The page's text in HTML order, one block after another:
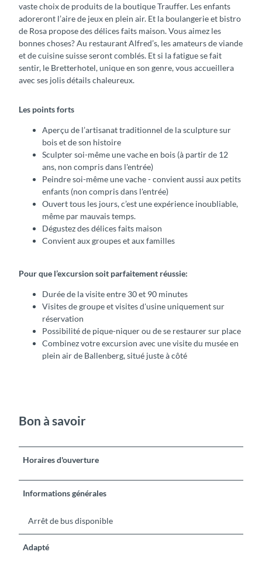
vaste choix de produits de la boutique Trauffer. Les enfants
adoreront l’aire de jeux en plein air. Et la boulangerie et bistro
de Rosa propose des délices faits maison. Vous aimez les
bonnes choses? Au restaurant Alfred’s, les amateurs de viande
et de cuisine suisse seront comblés. Et si la fatigue se fait
sentir, le Bretterhotel, unique en son genre, vous accueillera
avec ses jolis détails chaleureux.
Les points forts
Aperçu de l’artisanat traditionnel de la sculpture sur
bois et de son histoire
Sculpter soi-même une vache en bois (à partir de 12
ans, non compris dans l'entrée)
Peindre soi-même une vache - convient aussi aux petits
enfants (non compris dans l'entrée)
Ouvert tous les jours, c’est une expérience inoubliable,
même par mauvais temps.
Dégustez des délices faits maison
Convient aux groupes et aux familles
Pour que l’excursion soit parfaitement réussie:
Durée de la visite entre 30 et 90 minutes
Visites de groupe et visites d'usine uniquement sur
réservation
Possibilité de pique-niquer ou de se restaurer sur place
Combinez votre excursion avec une visite du musée en
plein air de Ballenberg, situé juste à côté
Bon à savoir
Horaires d'ouverture
Informations générales
Arrêt de bus disponible
Adapté